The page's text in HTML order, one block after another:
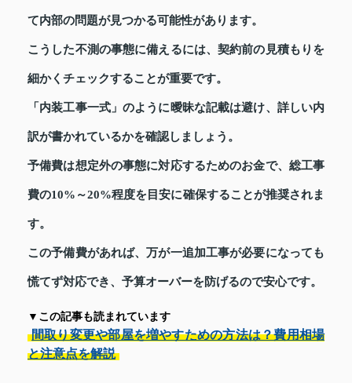
て内部の問題が見つかる可能性があります。
こうした不測の事態に備えるには、契約前の見積もりを
細かくチェックすることが重要です。
「内装工事一式」のように曖昧な記載は避け、詳しい内
訳が書かれているかを確認しましょう。
予備費は想定外の事態に対応するためのお金で、総工事
費の10%～20%程度を目安に確保することが推奨されま
す。
この予備費があれば、万が一追加工事が必要になっても
慌てず対応でき、予算オーバーを防げるので安心です。
▼この記事も読まれています
間取り変更や部屋を増やすための方法は？費用相場
と注意点を解説